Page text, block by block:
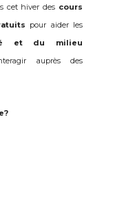
cet hiver des cours
pour aider les
et du milieu
auprès des